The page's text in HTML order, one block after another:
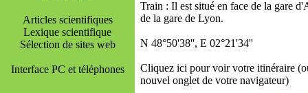
Train : Il est situé en face de la gare
de la gare de Lyon.
N 48°50'38'', E 02°21'34''
Cliquez ici pour voir votre itinéraire
nouvel onglet de votre navigateur)
Articles scientifiques
Lexique scientifique
Sélection de sites web
Interface PC et téléphones